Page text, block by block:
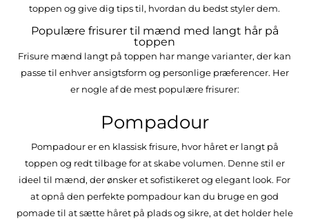
toppen og give dig tips til, hvordan du bedst styler dem.
Populære frisurer til mænd med langt hår på
toppen
Frisure mænd langt på toppen har mange varianter, der kan
passe til enhver ansigtsform og personlige præferencer. Her
er nogle af de mest populære frisurer:
Pompadour
Pompadour er en klassisk frisure, hvor håret er langt på
toppen og redt tilbage for at skabe volumen. Denne stil er
ideel til mænd, der ønsker et sofistikeret og elegant look. For
at opnå den perfekte pompadour kan du bruge en god
pomade til at sætte håret på plads og sikre, at det holder hele